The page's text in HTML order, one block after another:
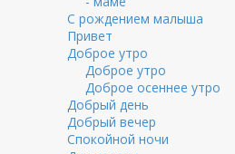
С рождением малыша
Привет
Доброе утро
Доброе утро
Доброе осеннее утро
Добрый день
Добрый вечер
Спокойной ночи